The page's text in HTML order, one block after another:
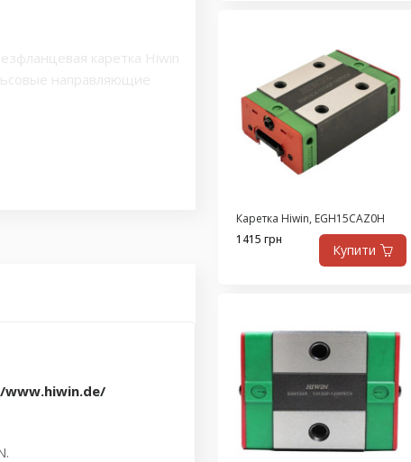
каретка Hiwin
направляющие
Каретка Hiwin, EGH15CAZ0H
1415 грн
Купити